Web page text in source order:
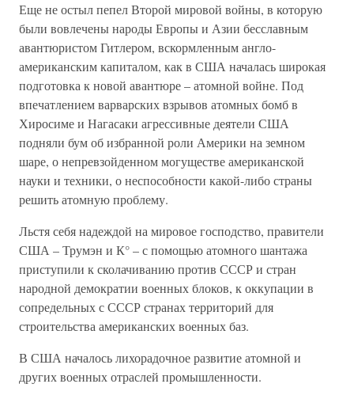
Еще не остыл пепел Второй мировой войны, в которую
были вовлечены народы Европы и Азии бесславным
авантюристом Гитлером, вскормленным англо-
американским капиталом, как в США началась широкая
подготовка к новой авантюре – атомной войне. Под
впечатлением варварских взрывов атомных бомб в
Хиросиме и Нагасаки агрессивные деятели США
подняли бум об избранной роли Америки на земном
шаре, о непревзойденном могуществе американской
науки и техники, о неспособности какой-либо страны
решить атомную проблему.
Льстя себя надеждой на мировое господство, правители
США – Трумэн и К° – с помощью атомного шантажа
приступили к сколачиванию против СССР и стран
народной демократии военных блоков, к оккупации в
сопредельных с СССР странах территорий для
строительства американских военных баз.
В США началось лихорадочное развитие атомной и
других военных отраслей промышленности.